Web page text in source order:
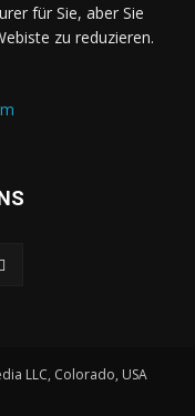
für Sie, aber Sie
zu reduzieren.
LLC, Colorado, USA